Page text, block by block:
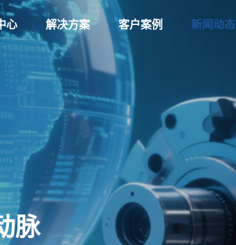
心 解决方案 客户案例 新闻动态
脉